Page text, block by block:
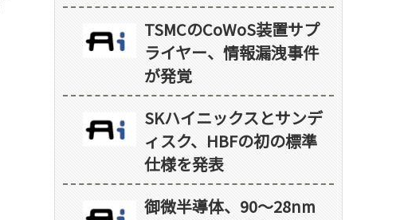
TSMCのCoWoS装置サプ
ライヤー、情報漏洩事件
が発覚
SKハイニックスとサンデ
ィスク、HBFの初の標準
仕様を発表
御微半導体、90～28nm